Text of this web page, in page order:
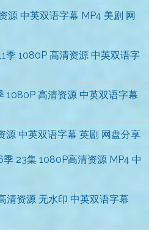
源 中英双语字幕 MP4 美剧 网
季 1080P 高清资源 中英双语字
1080P 高清资源 中英双语字幕
源 中英双语字幕 英剧 网盘分享
23集 1080P高清资源 MP4 中
清资源 无水印 中英双语字幕